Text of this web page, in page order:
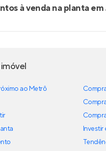
à venda na planta
ao Metrô
Investir